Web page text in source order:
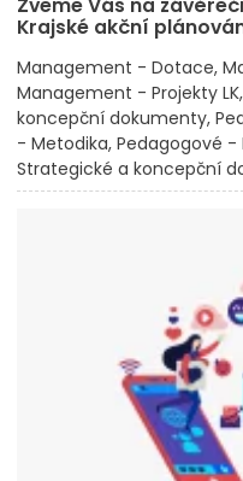
Zveme Vás na
Krajské akční
Management - Dotace
Management - Projekty LK
koncepční dokumenty
- Metodika Pedagogové -
Strategické a koncepční